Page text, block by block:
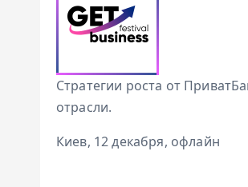
Стратегии роста от
отрасли.
Киев, 12 декабря, офлайн